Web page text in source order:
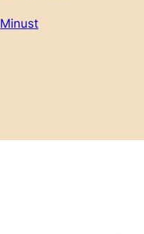
Minust